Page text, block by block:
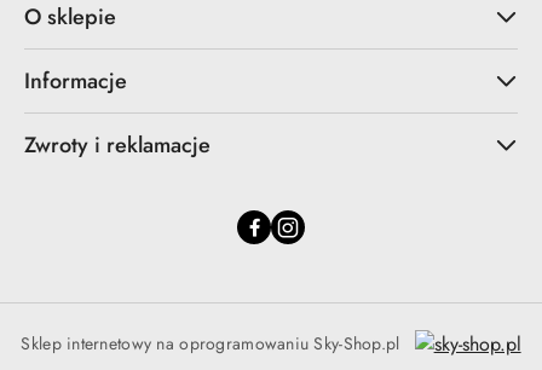
O sklepie
Informacje
Zwroty i reklamacje
Sklep internetowy na oprogramowaniu Sky-Shop.pl